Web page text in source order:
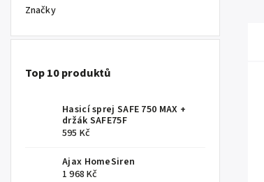
Značky
Top 10 produktů
Hasicí sprej SAFE 750 MAX +
držák SAFE75F
595 Kč
Ajax HomeSiren
1 968 Kč